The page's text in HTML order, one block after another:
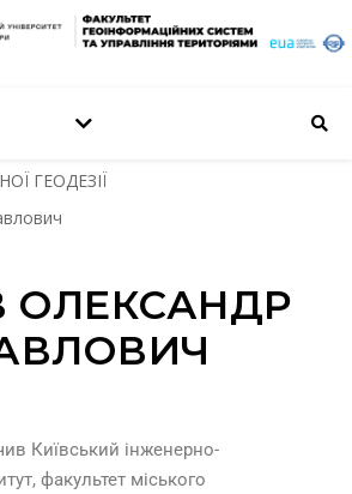
ГЕОДЕЗІЇ
ОЛЕКСАНДР
Київський інженерно-
факультет міського